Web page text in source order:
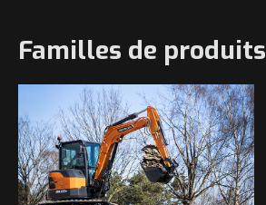
Familles de produits